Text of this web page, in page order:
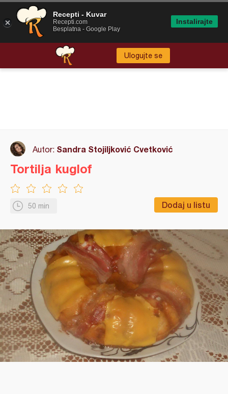
Ulogujte se
Autor: Sandra Stojiljković Cvetković
50 min Dodaj u listu
Tortilja kuglof
Recepti - Kuvar
Recepti.com
Besplatna - Google Play
Instalirajte